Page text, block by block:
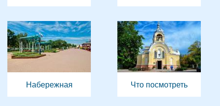
Набережная Что посмотреть